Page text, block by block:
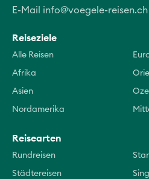
E-Mail info@voegele-reisen.ch
Reiseziele
Alle Reisen
Afrika
Asien
Nordamerika
Reisearten
Rundreisen
Städtereisen